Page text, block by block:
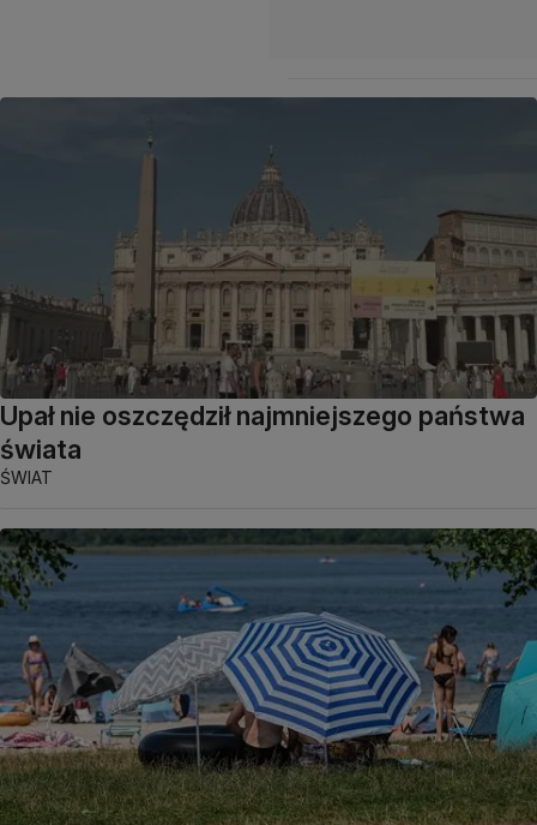
Upał nie oszczędził najmniejszego państwa
świata
ŚWIAT